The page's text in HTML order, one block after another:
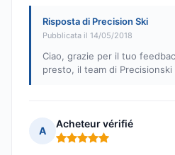
Risposta di Precision Ski
Pubblicata il 14/05/2018
Ciao, grazie per il tuo
presto, il team di Precisionski
A
Acheteur vérifié
Nota: 5 su 5